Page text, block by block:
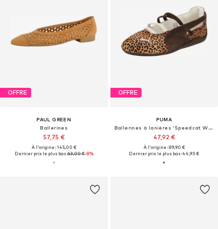
OFFRE
PAUL GREEN
Ballerines
57,75 €
À l'origine : 145,00 €
Dernier prix le plus bas :63,00 €-8%
OFFRE
PUMA
Ballerines à lanières 'Speedcat Wild'
47,92 €
À l'origine : 89,90 €
Dernier prix le plus bas :44,93 €